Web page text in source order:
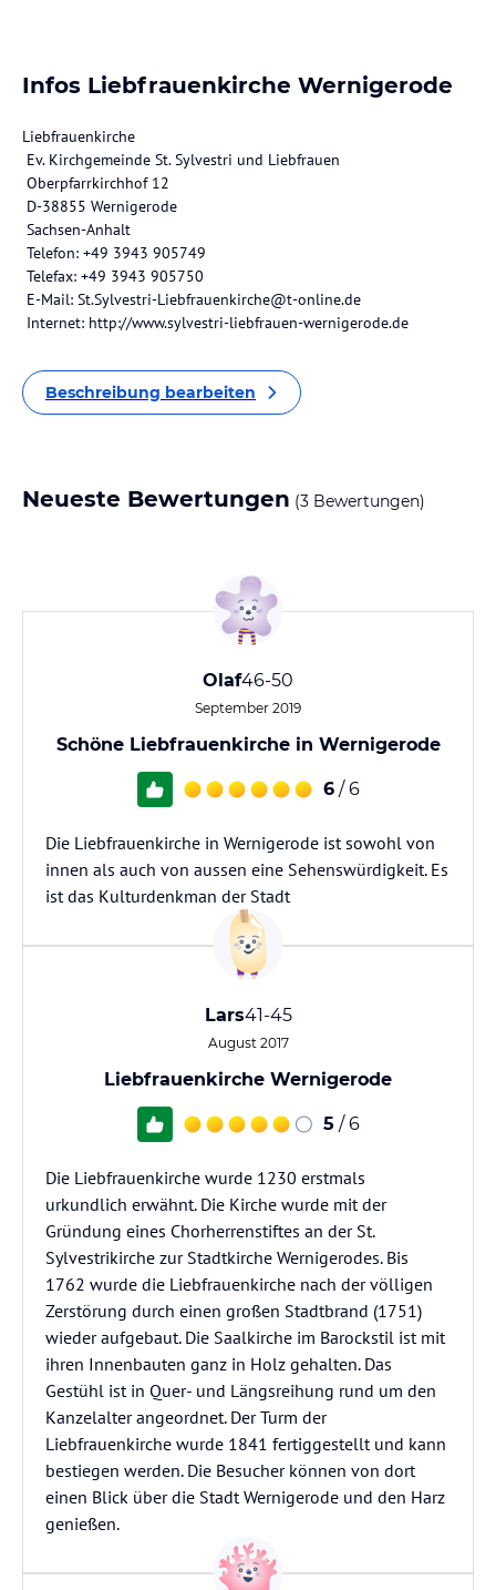
Infos Liebfrauenkirche Wernigerode
Liebfrauenkirche
Ev. Kirchgemeinde St. Sylvestri und Liebfrauen
Oberpfarrkirchhof 12
D-38855 Wernigerode
Sachsen-Anhalt
Telefon: +49 3943 905749
Telefax: +49 3943 905750
E-Mail: St.Sylvestri-Liebfrauenkirche@t-online.de
Internet: http://www.sylvestri-liebfrauen-wernigerode.de
Beschreibung bearbeiten
Neueste Bewertungen (3 Bewertungen)
Olaf46-50
September 2019
Schöne Liebfrauenkirche in Wernigerode
6 / 6
Die Liebfrauenkirche in Wernigerode ist sowohl von
innen als auch von aussen eine Sehenswürdigkeit. Es
ist das Kulturdenkman der Stadt
Lars41-45
August 2017
Liebfrauenkirche Wernigerode
5 / 6
Die Liebfrauenkirche wurde 1230 erstmals
urkundlich erwähnt. Die Kirche wurde mit der
Gründung eines Chorherrenstiftes an der St.
Sylvestrikirche zur Stadtkirche Wernigerodes. Bis
1762 wurde die Liebfrauenkirche nach der völligen
Zerstörung durch einen großen Stadtbrand (1751)
wieder aufgebaut. Die Saalkirche im Barockstil ist mit
ihren Innenbauten ganz in Holz gehalten. Das
Gestühl ist in Quer- und Längsreihung rund um den
Kanzelalter angeordnet. Der Turm der
Liebfrauenkirche wurde 1841 fertiggestellt und kann
bestiegen werden. Die Besucher können von dort
einen Blick über die Stadt Wernigerode und den Harz
genießen.